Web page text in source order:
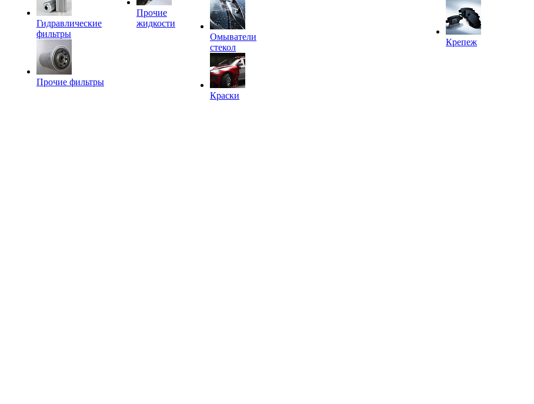
Гидравлические
фильтры
Прочие фильтры
Прочие
жидкости
Омыватели
стекол
Краски
Крепеж